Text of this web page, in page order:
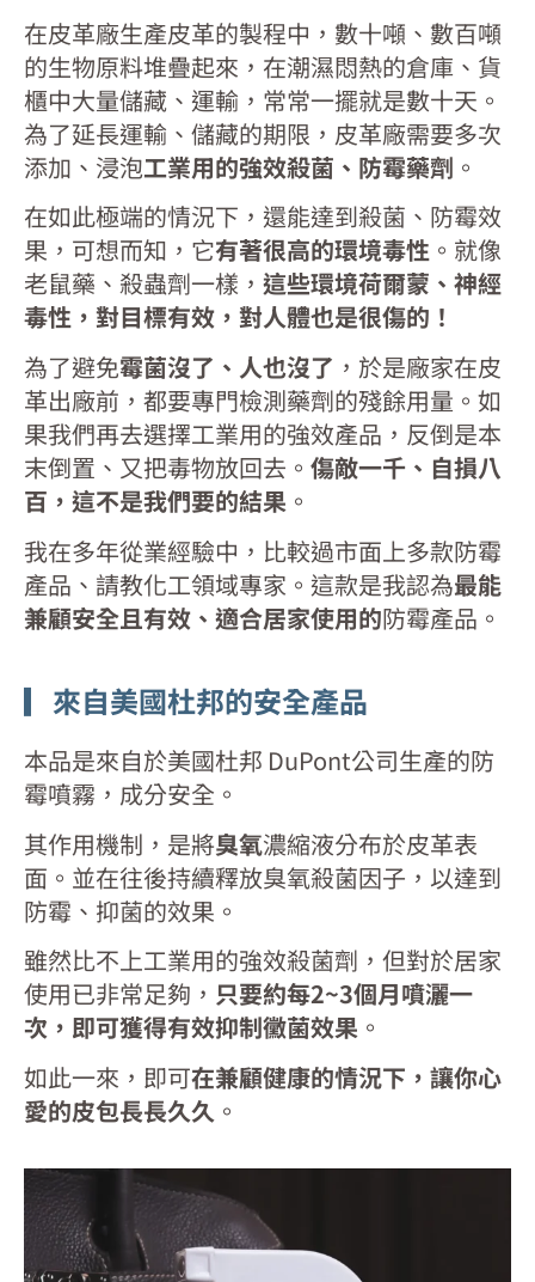
在皮革廠生產皮革的製程中，數十噸、數百噸
的生物原料堆疊起來，在潮濕悶熱的倉庫、貨
櫃中大量儲藏、運輸，常常一擺就是數十天。
為了延長運輸、儲藏的期限，皮革廠需要多次
添加、浸泡工業用的強效殺菌、防霉藥劑 。
在如此極端的情況下，還能達到殺菌、防霉效
果，可想而知，它有著很高的環境毒性 。就像
老鼠藥、殺蟲劑一樣， 這些環境荷爾蒙、神經
毒性，對目標有效，對人體也是很傷的！
為了避免霉菌沒了、人也沒了 ，於是廠家在皮
革出廠前，都要專門檢測藥劑的殘餘用量。如
果我們再去選擇工業用的強效產品，反倒是本
末倒置、又把毒物放回去。 傷敵一千、自損八
百，這不是我們要的結果 。
我在多年從業經驗中，比較過市面上多款防霉
產品、請教化工領域專家。這款是我認為最能
兼顧安全且有效、適合居家使用的防霉產品。
▎來自美國杜邦的安全產品
本品是來自於美國杜邦 DuPont公司生產的防
霉噴霧，成分安全。
其作用機制，是將臭氧濃縮液分布於皮革表
面。並在往後持續釋放臭氧殺菌因子，以達到
防霉、抑菌的效果。
雖然比不上工業用的強效殺菌劑，但對於居家
使用已非常足夠， 只要約每2~3個月噴灑一
次，即可獲得有效抑制黴菌效果 。
如此一來，即可在兼顧健康的情況下，讓你心
愛的皮包長長久久 。